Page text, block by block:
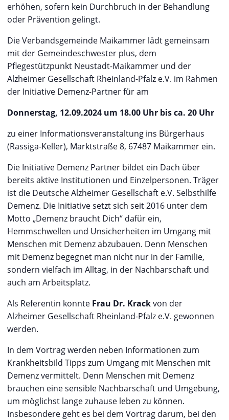
erhöhen, sofern kein Durchbruch in der Behandlung
oder Prävention gelingt.
Die Verbandsgemeinde Maikammer lädt gemeinsam
mit der Gemeindeschwester plus, dem
Pflegestützpunkt Neustadt-Maikammer und der
Alzheimer Gesellschaft Rheinland-Pfalz e.V. im Rahmen
der Initiative Demenz-Partner für am
Donnerstag, 12.09.2024 um 18.00 Uhr bis ca. 20 Uhr
zu einer Informationsveranstaltung ins Bürgerhaus
(Rassiga-Keller), Marktstraße 8, 67487 Maikammer ein.
Die Initiative Demenz Partner bildet ein Dach über
bereits aktive Institutionen und Einzelpersonen. Träger
ist die Deutsche Alzheimer Gesellschaft e.V. Selbsthilfe
Demenz. Die Initiative setzt sich seit 2016 unter dem
Motto „Demenz braucht Dich“ dafür ein,
Hemmschwellen und Unsicherheiten im Umgang mit
Menschen mit Demenz abzubauen. Denn Menschen
mit Demenz begegnet man nicht nur in der Familie,
sondern vielfach im Alltag, in der Nachbarschaft und
auch am Arbeitsplatz.
Als Referentin konnte Frau Dr. Krackvon der
Alzheimer Gesellschaft Rheinland-Pfalz e.V. gewonnen
werden.
In dem Vortrag werden neben Informationen zum
Krankheitsbild Tipps zum Umgang mit Menschen mit
Demenz vermittelt. Denn Menschen mit Demenz
brauchen eine sensible Nachbarschaft und Umgebung,
um möglichst lange zuhause leben zu können.
Insbesondere geht es bei dem Vortrag darum, bei den